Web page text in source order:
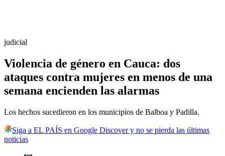
judicial
Violencia de género en Cauca: dos
ataques contra mujeres en menos de una
semana encienden las alarmas
Los hechos sucedieron en los municipios de Balboa y Padilla.
Siga a EL PAÍS en Google Discover y no se pierda las últimas
noticias